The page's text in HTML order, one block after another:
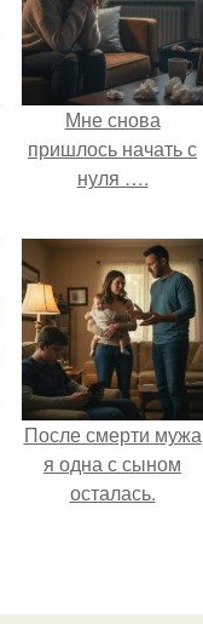
Мне снова
пришлось начать с
нуля ….
После смерти мужа
я одна с сыном
осталась.